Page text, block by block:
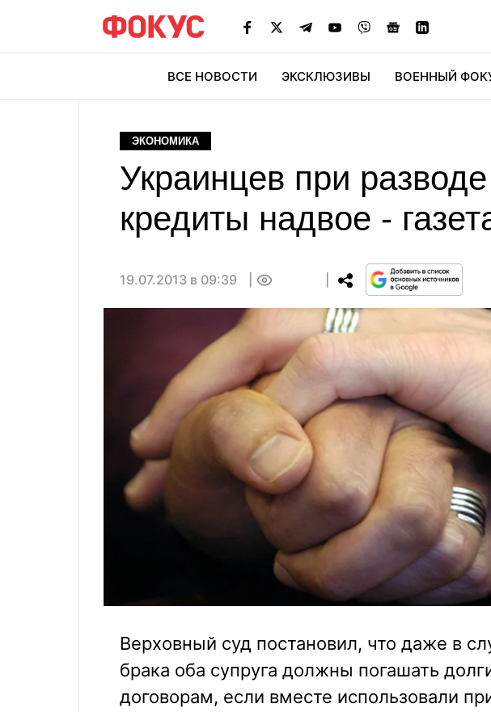
ВСЕ НОВОСТИ ЭКСКЛЮЗИВЫ ВОЕННЫЙ
ЭКОНОМИКА
Украинцев при
кредиты надвое -
19.07.2013 в 09:39
Верховный суд постановил, что даже в
брака оба супруга должны погашать
договорам, если вместе использовали